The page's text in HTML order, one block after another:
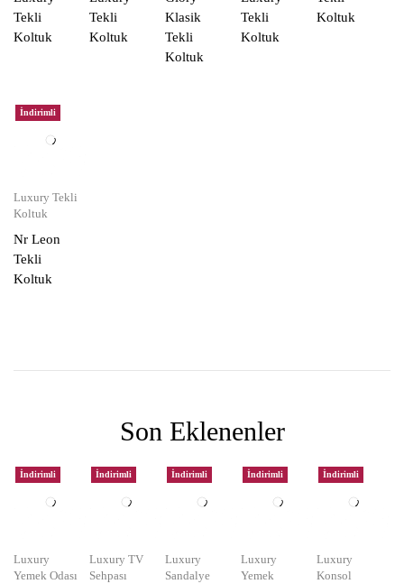
Tekli
Koltuk
Tekli
Koltuk
Klasik
Tekli
Koltuk
Tekli
Koltuk
Koltuk
İndirimli
Luxury Tekli
Koltuk
Nr Leon
Tekli
Koltuk
Son Eklenenler
İndirimli
Luxury
Yemek Odası
İndirimli
Luxury TV
Sehpası
İndirimli
Luxury
Sandalye
İndirimli
Luxury
Yemek
İndirimli
Luxury
Konsol